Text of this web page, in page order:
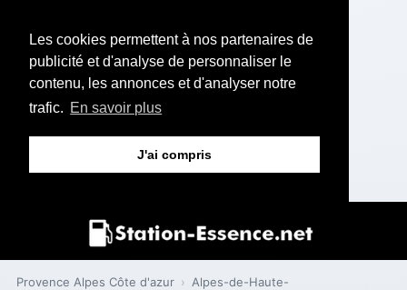
Les cookies permettent à nos partenaires de
publicité et d'analyse de personnaliser le
contenu, les annonces et d'analyser notre
trafic. En savoir plus
J'ai compris
Provence Alpes Côte d'azur › Alpes-de-Haute-